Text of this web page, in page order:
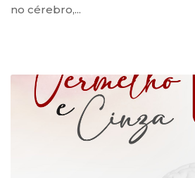
no cérebro,...